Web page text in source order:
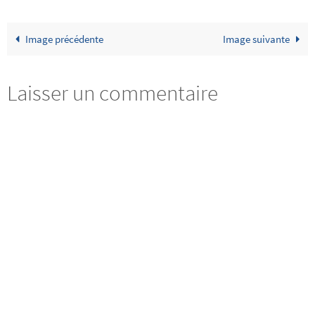
Image précédente Image suivante
Laisser un commentaire